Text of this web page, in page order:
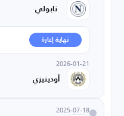
نابولي
نهاية إعارة
2026-01-21
أودينيزي
2025-07-18